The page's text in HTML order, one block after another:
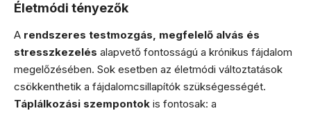
Életmódi tényezők
A rendszeres testmozgás, megfelelő alvás és
stresszkezelés alapvető fontosságú a krónikus fájdalom
megelőzésében. Sok esetben az életmódi változtatások
csökkenthetik a fájdalomcsillapítók szükségességét.
Táplálkozási szempontok is fontosak: a